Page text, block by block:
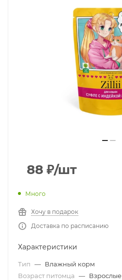
88 ₽/шт
Много
Хочу в подарок
Доставка по расписанию
Характеристики
Тип — Влажный корм
Возраст питомца — Взрослые